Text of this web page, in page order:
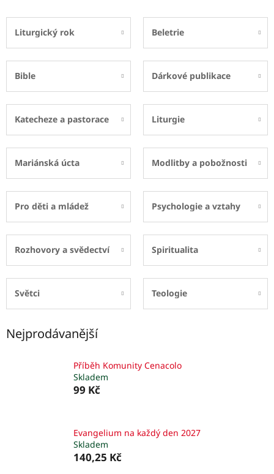
Liturgický rok Beletrie
Bible Dárkové publikace
Katecheze a pastorace Liturgie
Mariánská úcta Modlitby a pobožnosti
Pro děti a mládež Psychologie a vztahy
Rozhovory a svědectví Spiritualita
Světci Teologie
Nejprodávanější
Příběh Komunity Cenacolo
Skladem
99 Kč
Evangelium na každý den 2027
Skladem
140,25 Kč